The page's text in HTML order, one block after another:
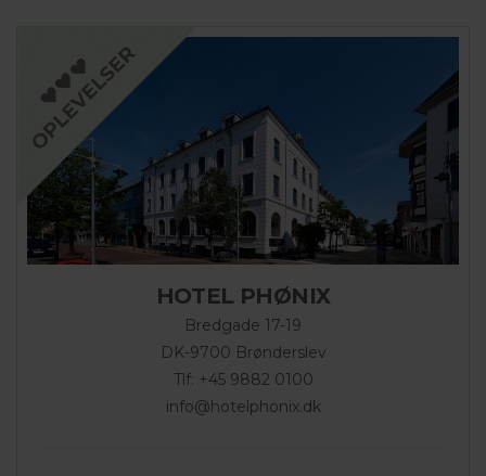
HOTEL PHØNIX
Bredgade 17-19
DK-9700 Brønderslev
Tlf: +45 9882 0100
info@hotelphonix.dk